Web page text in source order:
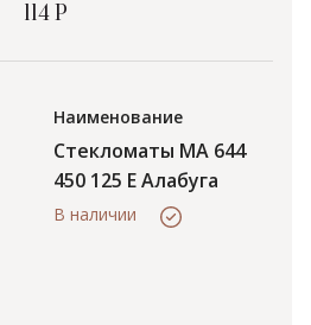
114 Р
Наименование
Стекломаты МА 644
450 125 Е Алабуга
В наличии